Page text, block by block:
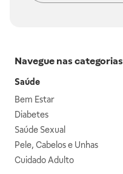
Navegue nas categorias
Saúde
Bem Estar
Diabetes
Saúde Sexual
Pele, Cabelos e Unhas
Cuidado Adulto